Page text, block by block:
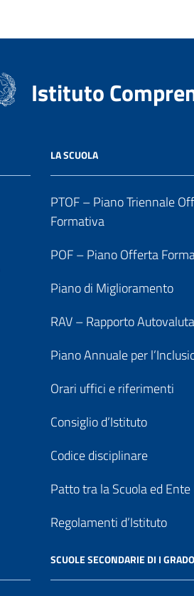
Istituto
LA SCUOLA
PTOF – Piano Triennale
Formativa
POF – Piano Offerta
Piano di Miglioramento
RAV – Rapporto
Piano Annuale per
Orari uffici e riferimenti
Consiglio d’Istituto
Codice disciplinare
Patto tra la Scuola ed Ente
Regolamenti d’Istituto
SCUOLE SECONDARIE DI I GRADO